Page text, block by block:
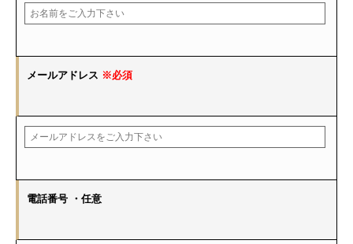
メールアドレス ※必須
電話番号 ・任意